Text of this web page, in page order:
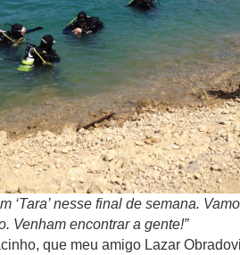
‘Tara’ nesse final de semana.
Venham encontrar a gente!”
que meu amigo Lazar